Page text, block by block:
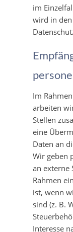
im
wird in
Im
arbeiten
Stellen
eine
Daten an
Wir geben
an externe
Rahmen
ist, wenn
sind (z. B.
Interesse